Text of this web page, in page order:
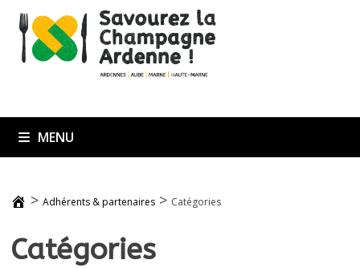
Passer
contenu
MENU
>Adhérents & partenaires > Catégories
Catégories